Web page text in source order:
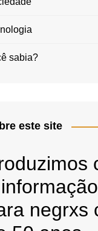
sabia?
este site
negrxs